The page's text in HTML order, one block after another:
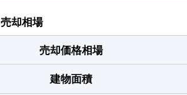
却相場
売却価格相場
建物面積